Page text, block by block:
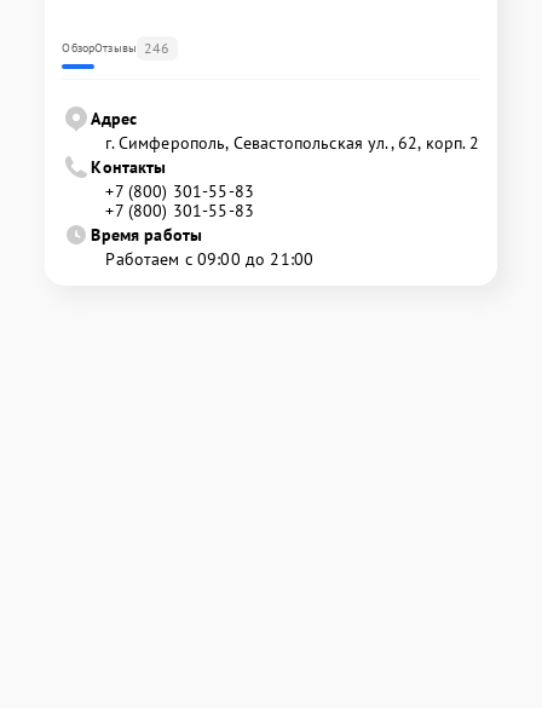
ОбзорОтзывы 246
Адрес
г. Симферополь, Севастопольская ул., 62, корп. 2
Контакты
+7 (800) 301-55-83
+7 (800) 301-55-83
Время работы
Работаем с 09:00 до 21:00